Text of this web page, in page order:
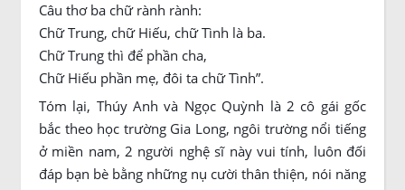
Câu thơ ba chữ rành rành:
Chữ Trung, chữ Hiếu, chữ Tình là ba.
Chữ Trung thì để phần cha,
Chữ Hiếu phần mẹ, đôi ta chữ Tình”.
Tóm lại, Thúy Anh và Ngọc Quỳnh là 2 cô gái gốc
bắc theo học trường Gia Long, ngôi trường nổi tiếng
ở miền nam, 2 người nghệ sĩ này vui tính, luôn đối
đáp bạn bè bằng những nụ cười thân thiện, nói năng